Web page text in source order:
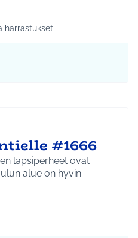
Koko Tuusula
teeman mukaan: Liikunta ja
harrastukset
#1666
lapsiperheet ovat
alue on hyvin
Hyrylä
mukaan: Infra ja liikenne